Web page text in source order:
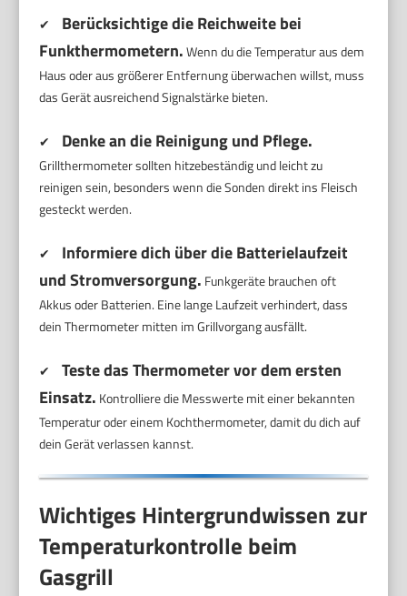
✔
Berücksichtige die Reichweite bei
Funkthermometern.Wenn du die Temperatur aus dem
Haus oder aus größerer Entfernung überwachen willst, muss
das Gerät ausreichend Signalstärke bieten.
✔ Denke an die Reinigung und Pflege.
Grillthermometer sollten hitzebeständig und leicht zu
reinigen sein, besonders wenn die Sonden direkt ins Fleisch
gesteckt werden.
✔
Informiere dich über die Batterielaufzeit
und Stromversorgung. Funkgeräte brauchen oft
Akkus oder Batterien. Eine lange Laufzeit verhindert, dass
dein Thermometer mitten im Grillvorgang ausfällt.
✔
Teste das Thermometer vor dem ersten
Einsatz. Kontrolliere die Messwerte mit einer bekannten
Temperatur oder einem Kochthermometer, damit du dich auf
dein Gerät verlassen kannst.
Wichtiges Hintergrundwissen zur
Temperaturkontrolle beim
Gasgrill